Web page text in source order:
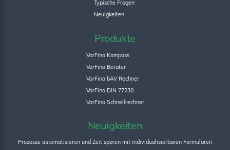
Typische Fragen
Neuigkeiten
Produkte
VorFina Kompass
VorFina Berater
VorFina bAV Rechner
VorFina DIN 77230
VorFina Schnellrechner
Neuigkeiten
Prozesse automatisieren und Zeit sparen mit individualisierbaren Formularen